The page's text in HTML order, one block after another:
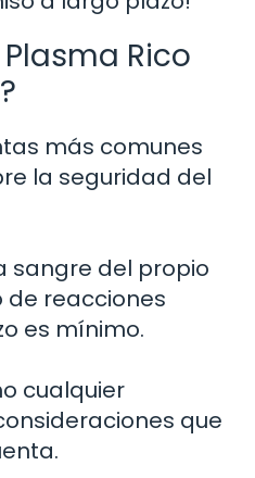
Rico
más comunes
la seguridad del
sangre del propio
de reacciones
es mínimo.
cualquier
que